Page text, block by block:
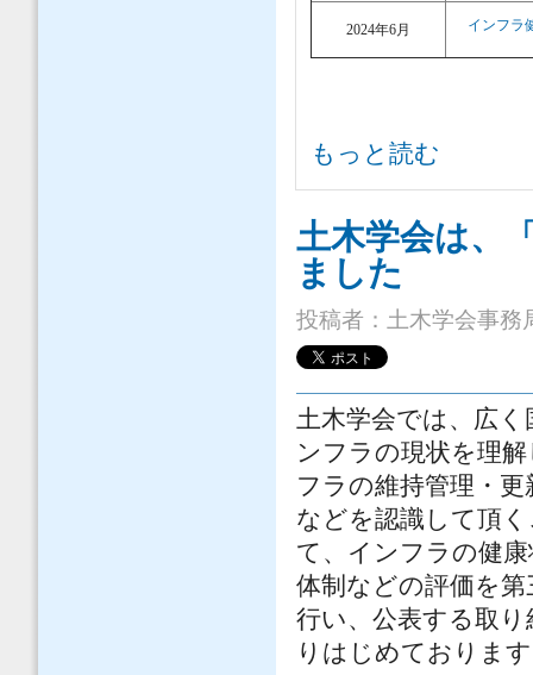
2024年6月 インフラ
インフラ健康診断 について
もっと読む
土木学会は、
ました
投稿者： 土木学会事務
土木学会では、広
ンフラの現状を理
フラの維持管理・
などを認識して頂
て、インフラの健
体制などの評価を
行い、公表する取り
りはじめておりま